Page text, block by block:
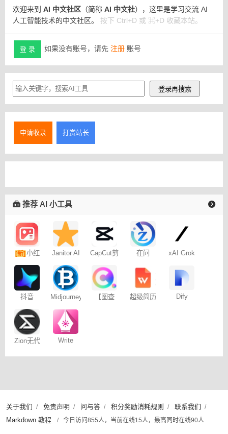
欢迎来到 AI 中文社区 （简称 AI 中文社），这里是学习交流 AI
人工智能技术的中文社区。 按下 Ctrl+D 或 ⌘+D 收藏本站。
登 录 如果没有账号，请先 注册 账号
申请收录 打赏站长
推荐 AI 小工具
[新] 小红
书图文笔
记
Janitor AI
聊天
CapCut剪
在问 xAI Grok
抖音
– 免费
Midjourney
（咒语）
生成器
【图查
超级简历
Dify
Zion无代
Write
关于我们 / 免责声明 / 问与答 / 积分奖励消耗规则 / 联系我们 /
Markdown 教程 / 今日访问855人，当前在线15人，最高同时在线90人